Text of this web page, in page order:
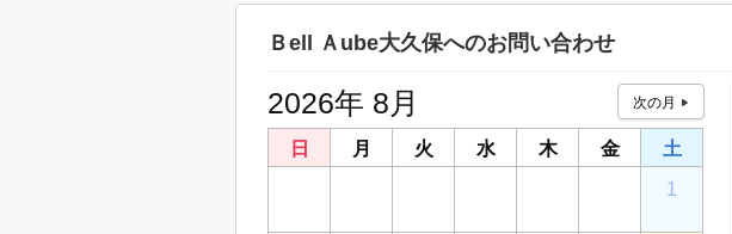
Ｂell Ａube大久保へのお問い合わせ
2026年 8月
日 月 火 水 木 金
土
1